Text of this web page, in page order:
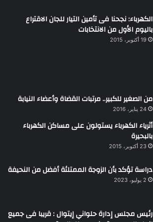
الكهرباء: نجحنا فى تأمين التيار للجان الاقتراع
باليوم الأول من الانتخابات
19 أكتوبر، 2015
من الصغير للكبير.. مرتبات القضاة وأعضاء النيابة
24 يناير، 2016
أثرياء الكهرباء يستولون على مساكن الكهرباء
بالبحيرة
23 أكتوبر، 2015
دراسة تؤكد بأن الزوجة الممتلئة أفضل من النحيفة
2 يوليو، 2023
رئيس مجلس إدارة حلواني إيتوال : قريبا فى جميع